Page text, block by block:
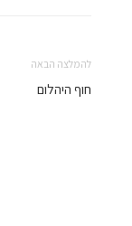
להמלצה הבאה
חוף היהלום